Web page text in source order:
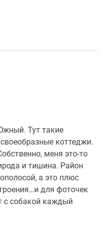
Тут такие
коттеджи.
меня это-то
и тишина. Район
а это плюс
для фоточек
с собакой каждый